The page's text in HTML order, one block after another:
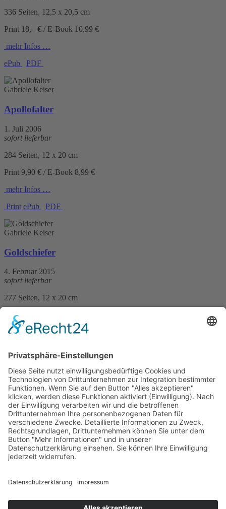
336 Seiten, 12,5 x 20,5 cm
Print 18,– € / E-Book 10,99 €
mehr Infos …
ePub
PDF
Gabriele Keiser
Apollofalter
1. Juli 2006
sofort lieferbar
284 Seiten, 12 x 20 cm
Print 9,90 € / E-Book 8,99 €
mehr Infos …
Print ePub PDF
Gabriele Keiser
Goldschiefer
4. Februar 2015
sofort lieferbar
277 Seiten, 12 x 20 cm
Print 11,99 € / E-Book 9,99 €
mehr Infos …
Gabriele Keiser
Goldschiefer
4. Februar 2015
sofort lieferbar
277 Seiten, 12 x 20 cm
Print 11,99 € / E-Book 9,99 €